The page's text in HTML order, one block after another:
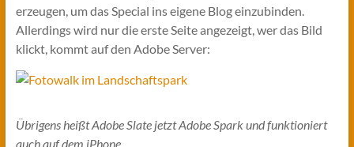
erzeugen, um das Special ins eigene Blog einzubinden.
Allerdings wird nur die erste Seite angezeigt, wer das Bild
klickt, kommt auf den Adobe Server:
Übrigens heißt Adobe Slate jetzt Adobe Spark und funktioniert
auch auf dem iPhone.